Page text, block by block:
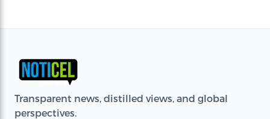
Transparent news, distilled views, and global
perspectives.